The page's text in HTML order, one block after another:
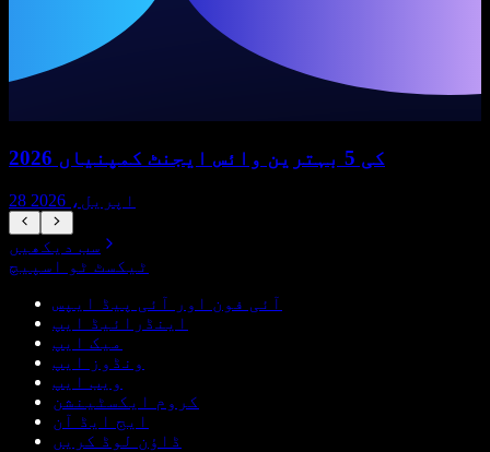
2026 کی 5 بہترین وائس ایجنٹ کمپنیاں
28 اپریل، 2026
سب دیکھیں
ٹیکسٹ ٹو اسپیچ
آئی فون اور آئی پیڈ ایپس
اینڈرائیڈ ایپ
میک ایپ
ونڈوز ایپ
ویب ایپ
کروم ایکسٹینشن
ایج ایڈ آن
ڈاؤن لوڈ کریں